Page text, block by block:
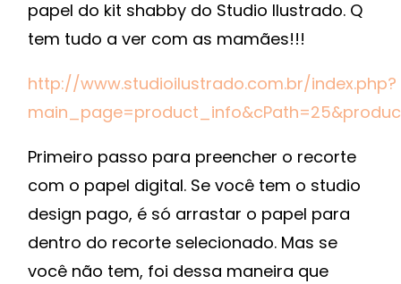
papel do kit shabby do Studio Ilustrado. Q
tem tudo a ver com as mamães!!!
http://www.studioilustrado.com.br/index.php?
Primeiro passo para preencher o recorte
com o papel digital. Se você tem o studio
design pago, é só arrastar o papel para
dentro do recorte selecionado. Mas se
você não tem, foi dessa maneira que